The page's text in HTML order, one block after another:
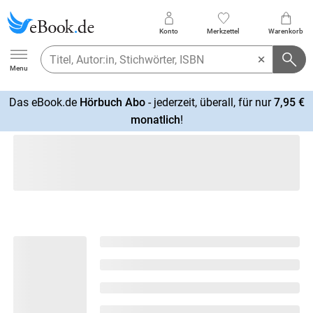
Ebook.de
Menu
Konto Merkzettel Warenkorb
Das eBook.de Hörbuch Abo- jederzeit, überall, für nur7,95 €
monatlich!